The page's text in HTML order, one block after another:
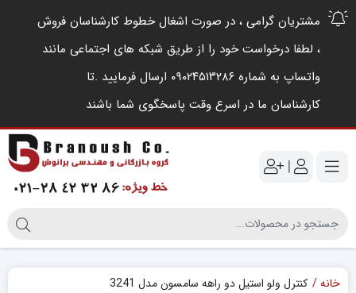
مشتریان گرامی ، در صورت اشغال خطوط کارشناسان فروش
، لطفا درخواست خود را از طریق شبکه های اجتماعی مانند
واتساپ به شماره ۰۹۰۲۴۵۱۳۲۸۶ ارسال فرمایید .‌تا
کارشناسان ما در اسرع وقت پاسخگوی شما باشند
|
خانه کنترل ولو استیل دو راهه سامسون مدل 3241